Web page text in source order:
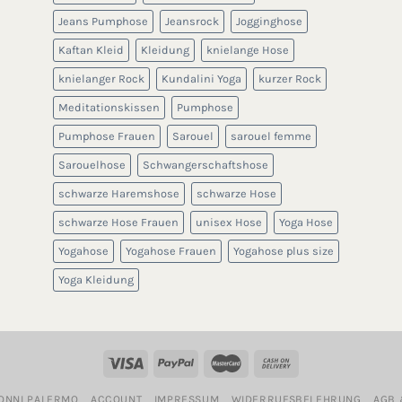
Jeans Pumphose Jeansrock Jogginghose
Kaftan Kleid Kleidung knielange Hose
knielanger Rock Kundalini Yoga kurzer Rock
Meditationskissen Pumphose
Pumphose Frauen Sarouel sarouel femme
Sarouelhose Schwangerschaftshose
schwarze Haremshose schwarze Hose
schwarze Hose Frauen unisex Hose Yoga Hose
Yogahose Yogahose Frauen Yogahose plus size
Yoga Kleidung